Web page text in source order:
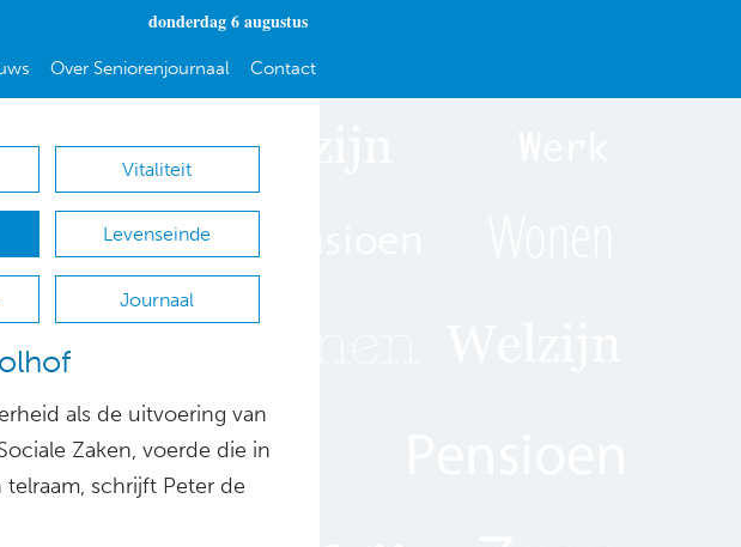
donderdag 6 augustus
Over Seniorenjournaal Contact
Vitaliteit
Levenseinde
Journaal
als de uitvoering van
Zaken, voerde die in
schrijft Peter de